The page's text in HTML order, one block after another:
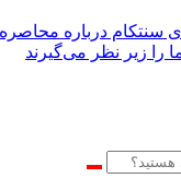
سنتکام درباره محاصره
را زیر نظر می‌گیرند